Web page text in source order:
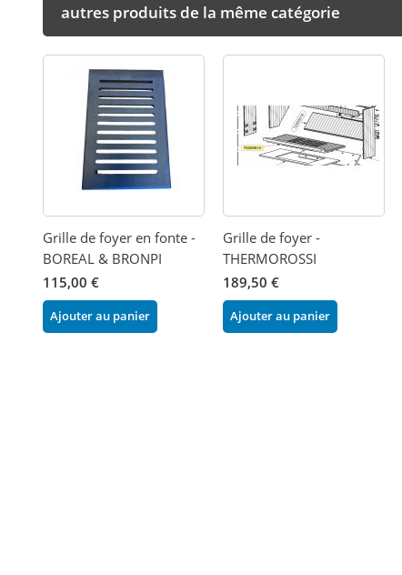
autres produits de la même catégorie
Grille de foyer en fonte -
BOREAL & BRONPI
115,00 €
Ajouter au panier
Grille de foyer -
THERMOROSSI
189,50 €
Ajouter au panier